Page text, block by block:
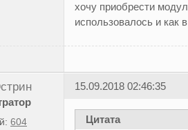
хочу приобрести
использовалось и как
604
15.09.2018 02:46:35
Цитата